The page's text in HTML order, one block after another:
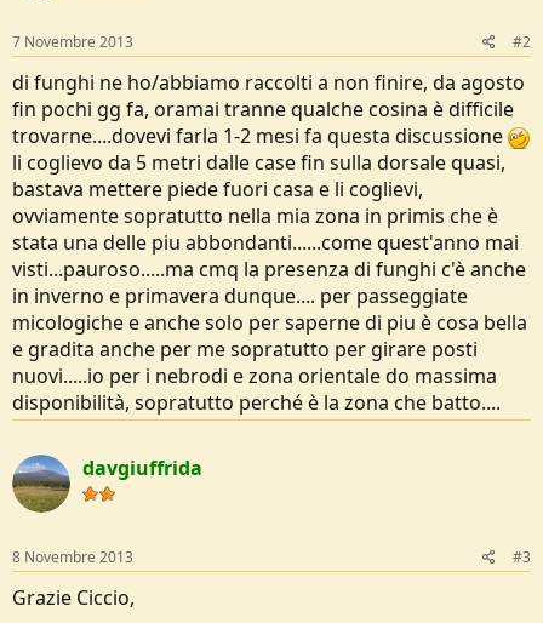
7 Novembre 2013 #2
di funghi ne ho/abbiamo raccolti a non finire, da agosto
fin pochi gg fa, oramai tranne qualche cosina è difficile
trovarne....dovevi farla 1-2 mesi fa questa discussione
li coglievo da 5 metri dalle case fin sulla dorsale quasi,
bastava mettere piede fuori casa e li coglievi,
ovviamente sopratutto nella mia zona in primis che è
stata una delle piu abbondanti......come quest'anno mai
visti...pauroso.....ma cmq la presenza di funghi c'è anche
in inverno e primavera dunque.... per passeggiate
micologiche e anche solo per saperne di piu è cosa bella
e gradita anche per me sopratutto per girare posti
nuovi.....io per i nebrodi e zona orientale do massima
disponibilità, sopratutto perché è la zona che batto....
davgiuffrida
8 Novembre 2013 #3
Grazie Ciccio,